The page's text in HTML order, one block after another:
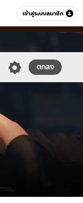
เข้าสู่ระบบสมาชิก
หมวดอื่นๆ
ตกลง